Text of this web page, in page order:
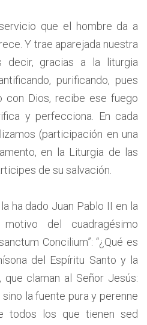
que el hombre da a
Y trae aparejada nuestra
decir, gracias a la liturgia
purificando, pues
con Dios, recibe ese fuego
y perfecciona. En cada
(participación en una
en la Liturgia de las
de su salvación.
ha dado Juan Pablo II en la
del cuadragésimo
Concilium”: “¿Qué es
del Espíritu Santo y la
que claman al Señor Jesús:
sino la fuente pura y perenne
todos los que tienen sed